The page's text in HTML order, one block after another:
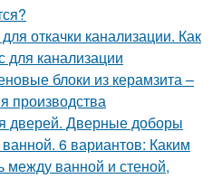
откачки канализации. Как
для канализации
блоки из керамзита –
производства
дверей. Дверные доборы
6 вариантов: Каким
между ванной и стеной,